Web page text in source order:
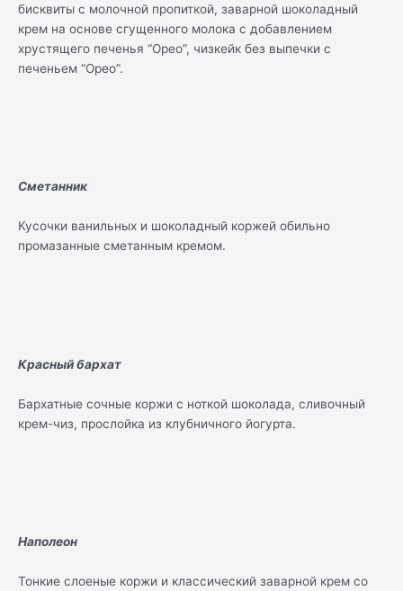
бисквиты с молочной пропиткой, заварной шоколадный
крем на основе сгущенного молока с добавлением
хрустящего печенья “Орео”, чизкейк без выпечки с
печеньем “Орео”.
Сметанник
Кусочки ванильных и шоколадный коржей обильно
промазанные сметанным кремом.
Красный бархат
Бархатные сочные коржи с ноткой шоколада, сливочный
крем-чиз, прослойка из клубничного йогурта.
Наполеон
Тонкие слоеные коржи и классический заварной крем со